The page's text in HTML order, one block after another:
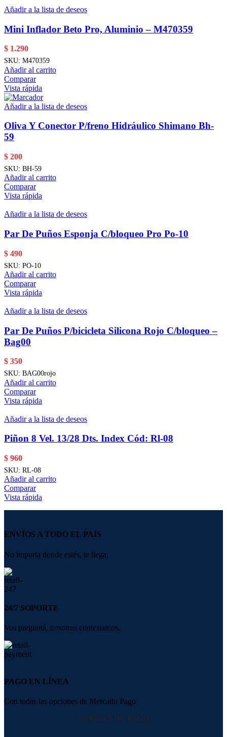
Añadir a la lista de deseos
Mini Inflador Beto Pro, Aluminio – M470359
$ 1.290
SKU: M470359
Añadir al carrito
Comparar
Vista rápida
Añadir a la lista de deseos
Oliva Y Conector P/freno Hidráulico Shimano Bh-
59
$ 200
SKU: BH-59
Añadir al carrito
Comparar
Vista rápida
Añadir a la lista de deseos
Par De Puños Esponja C/bloqueo Pro Po-10
$ 490
SKU: PO-10
Añadir al carrito
Comparar
Vista rápida
Añadir a la lista de deseos
Par De Puños P/bicicleta Silicona Rojo C/bloqueo –
Bag00
$ 350
SKU: BAG00rojo
Añadir al carrito
Comparar
Vista rápida
Añadir a la lista de deseos
Piñon 8 Vel. 13/28 Dts. Index Cód: Rl-08
$ 960
SKU: RL-08
Añadir al carrito
Comparar
Vista rápida
ENVÍOS A TODO EL PAÍS
No importa donde estés, te llega.
24/7 SOPORTE
Vos preguntá, nosotros contestamos.
PAGO EN LÍNEA
Con todas las opciones de Mercado Pago
FORMAS DE PAGO